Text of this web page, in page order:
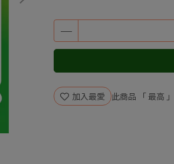
加入最愛 此商品 「 最高